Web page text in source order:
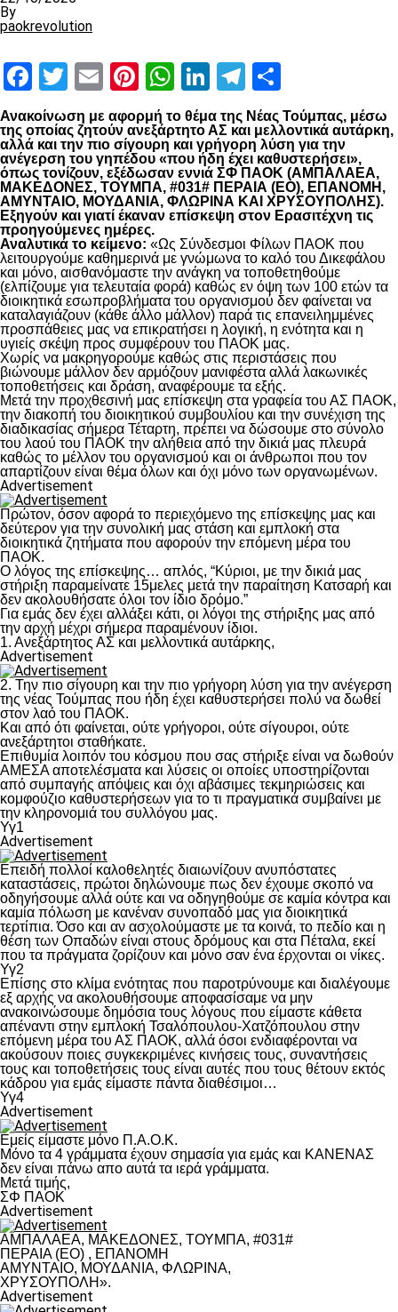
By
paokrevolution
Facebook
Twitter
EmailPinterest
WhatsApp
LinkedIn
Telegram
Ανακοίνωση με αφορμή το θέμα της Νέας Τούμπας, μέσω
της οποίας ζητούν ανεξάρτητο ΑΣ και μελλοντικά αυτάρκη,
αλλά και την πιο σίγουρη και γρήγορη λύση για την
ανέγερση του γηπέδου «που ήδη έχει καθυστερήσει»,
όπως τονίζουν, εξέδωσαν εννιά ΣΦ ΠΑΟΚ (ΑΜΠΑΛΑΕΑ,
ΜΑΚΕΔΟΝΕΣ, ΤΟΥΜΠΑ, #031# ΠΕΡΑΙΑ (ΕΟ), ΕΠΑΝΟΜΗ,
ΑΜΥΝΤΑΙΟ, ΜΟΥΔΑΝΙΑ, ΦΛΩΡΙΝΑ ΚΑΙ ΧΡΥΣΟΥΠΟΛΗΣ).
Εξηγούν και γιατί έκαναν επίσκεψη στον Ερασιτέχνη τις
προηγούμενες ημέρες.
Αναλυτικά το κείμενο: «Ως Σύνδεσμοι Φίλων ΠΑΟΚ που
λειτουργούμε καθημερινά με γνώμωνα το καλό του Δικεφάλου
και μόνο, αισθανόμαστε την ανάγκη να τοποθετηθούμε
(ελπίζουμε για τελευταία φορά) καθώς εν όψη των 100 ετών τα
διοικητικά εσωπροβλήματα του οργανισμού δεν φαίνεται να
καταλαγιάζουν (κάθε άλλο μάλλον) παρά τις επανειλημμένες
προσπάθειες μας να επικρατήσει η λογική, η ενότητα και η
υγιείς σκέψη προς συμφέρουν του ΠΑΟΚ μας.
Χωρίς να μακρηγορούμε καθώς στις περιστάσεις που
βιώνουμε μάλλον δεν αρμόζουν μανιφέστα αλλά λακωνικές
τοποθετήσεις και δράση, αναφέρουμε τα εξής.
Μετά την προχθεσινή μας επίσκεψη στα γραφεία του ΑΣ ΠΑΟΚ,
την διακοπή του διοικητικού συμβουλίου και την συνέχιση της
διαδικασίας σήμερα Τέταρτη, πρέπει να δώσουμε στο σύνολο
του λαού του ΠΑΟΚ την αλήθεια από την δικιά μας πλευρά
καθώς το μέλλον του οργανισμού και οι άνθρωποι που τον
απαρτίζουν είναι θέμα όλων και όχι μόνο των οργανωμένων.
Advertisement
Πρώτον, όσον αφορά το περιεχόμενο της επίσκεψης μας και
δεύτερον για την συνολική μας στάση και εμπλοκή στα
διοικητικά ζητήματα που αφορούν την επόμενη μέρα του
ΠΑΟΚ.
Ο λόγος της επίσκεψης… απλός, “Κύριοι, με την δικιά μας
στήριξη παραμείνατε 15μελες μετά την παραίτηση Κατσαρή και
δεν ακολουθήσατε όλοι τον ίδιο δρόμο.”
Για εμάς δεν έχει αλλάξει κάτι, οι λόγοι της στήριξης μας από
την αρχή μέχρι σήμερα παραμένουν ίδιοι.
1. Ανεξάρτητος ΑΣ και μελλοντικά αυτάρκης,
Advertisement
2. Την πιο σίγουρη και την πιο γρήγορη λύση για την ανέγερση
της νέας Τούμπας που ήδη έχει καθυστερήσει πολύ να δωθεί
στον λαό του ΠΑΟΚ.
Και από ότι φαίνεται, ούτε γρήγοροι, ούτε σίγουροι, ούτε
ανεξάρτητοι σταθήκατε.
Επιθυμία λοιπόν του κόσμου που σας στήριξε είναι να δωθούν
ΑΜΕΣΑ αποτελέσματα και λύσεις οι οποίες υποστηρίζονται
από συμπαγής απόψεις και όχι αβάσιμες τεκμηριώσεις και
κομφούζιο καθυστερήσεων για το τι πραγματικά συμβαίνει με
την κληρονομιά του συλλόγου μας.
Υγ1
Advertisement
Επειδή πολλοί καλοθελητές διαιωνίζουν ανυπόστατες
καταστάσεις, πρώτοι δηλώνουμε πως δεν έχουμε σκοπό να
οδηγήσουμε αλλά ούτε και να οδηγηθούμε σε καμία κόντρα και
καμία πόλωση με κανέναν συνοπαδό μας για διοικητικά
τερτίπια. Όσο και αν ασχολούμαστε με τα κοινά, το πεδίο και η
θέση των Οπαδών είναι στους δρόμους και στα Πέταλα, εκεί
που τα πράγματα ζορίζουν και μόνο σαν ένα έρχονται οι νίκες.
Υγ2
Επίσης στο κλίμα ενότητας που παροτρύνουμε και διαλέγουμε
εξ αρχής να ακολουθήσουμε αποφασίσαμε να μην
ανακοινώσουμε δημόσια τους λόγους που είμαστε κάθετα
απέναντι στην εμπλοκή Τσαλόπουλου-Χατζόπουλου στην
επόμενη μέρα του ΑΣ ΠΑΟΚ, αλλά όσοι ενδιαφέρονται να
ακούσουν ποιες συγκεκριμένες κινήσεις τους, συναντήσεις
τους και τοποθετήσεις τους είναι αυτές που τους θέτουν εκτός
κάδρου για εμάς είμαστε πάντα διαθέσιμοι…
Υγ4
Advertisement
Εμείς είμαστε μόνο Π.Α.Ο.Κ.
Μόνο τα 4 γράμματα έχουν σημασία για εμάς και ΚΑΝΕΝΑΣ
δεν είναι πάνω απο αυτά τα ιερά γράμματα.
Μετά τιμής,
ΣΦ ΠΑΟΚ
Advertisement
ΑΜΠΑΛΑΕΑ, ΜΑΚΕΔΟΝΕΣ, ΤΟΥΜΠΑ, #031#
ΠΕΡΑΙΑ (ΕΟ) , ΕΠΑΝΟΜΗ
ΑΜΥΝΤΑΙΟ, ΜΟΥΔΑΝΙΑ, ΦΛΩΡΙΝΑ,
ΧΡΥΣΟΥΠΟΛΗ».
Advertisement